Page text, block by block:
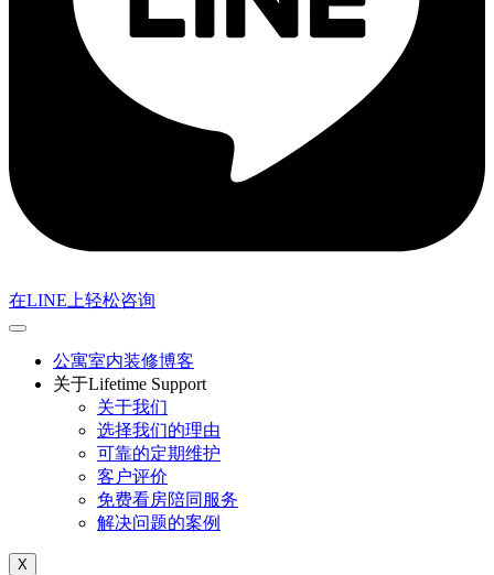
在LINE上轻松咨询
公寓室内装修博客
关于Lifetime Support
关于我们
选择我们的理由
可靠的定期维护
客户评价
免费看房陪同服务
解决问题的案例
X